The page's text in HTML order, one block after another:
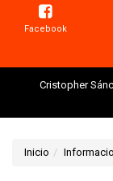
Facebook
Cristopher
Inicio